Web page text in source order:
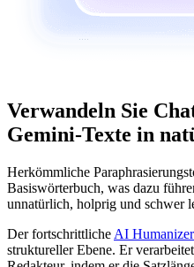
Verwandeln Sie
Gemini-Texte in
Herkömmliche
Basiswörterbuch, was dazu
unnatürlich, holprig und schwer
Der fortschrittliche AI Humanizer
struktureller Ebene. Er